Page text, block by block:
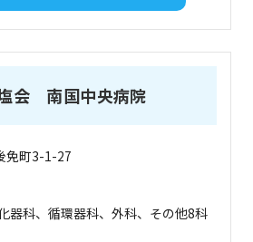
会 南国中央病院
免町3-1-27
器科、循環器科、外科、その他8科